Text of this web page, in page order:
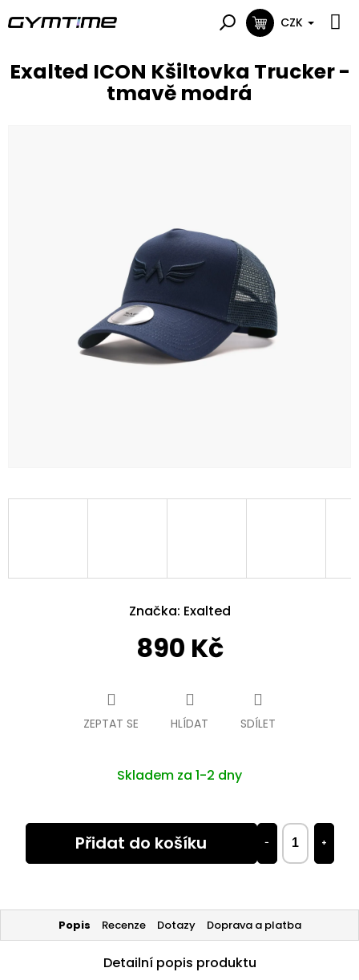
na
NÁKUPNÍ
CZK
Exalted ICON Kšiltovka Trucker -
tmavě modrá
890 Kč
Skladem za 1-2 dny
+
−
Přidat do košíku
ZEPTAT SE HLÍDAT SDÍLET
Značka: Exalted
Popis Recenze Dotazy Doprava a platba
Detailní popis produktu